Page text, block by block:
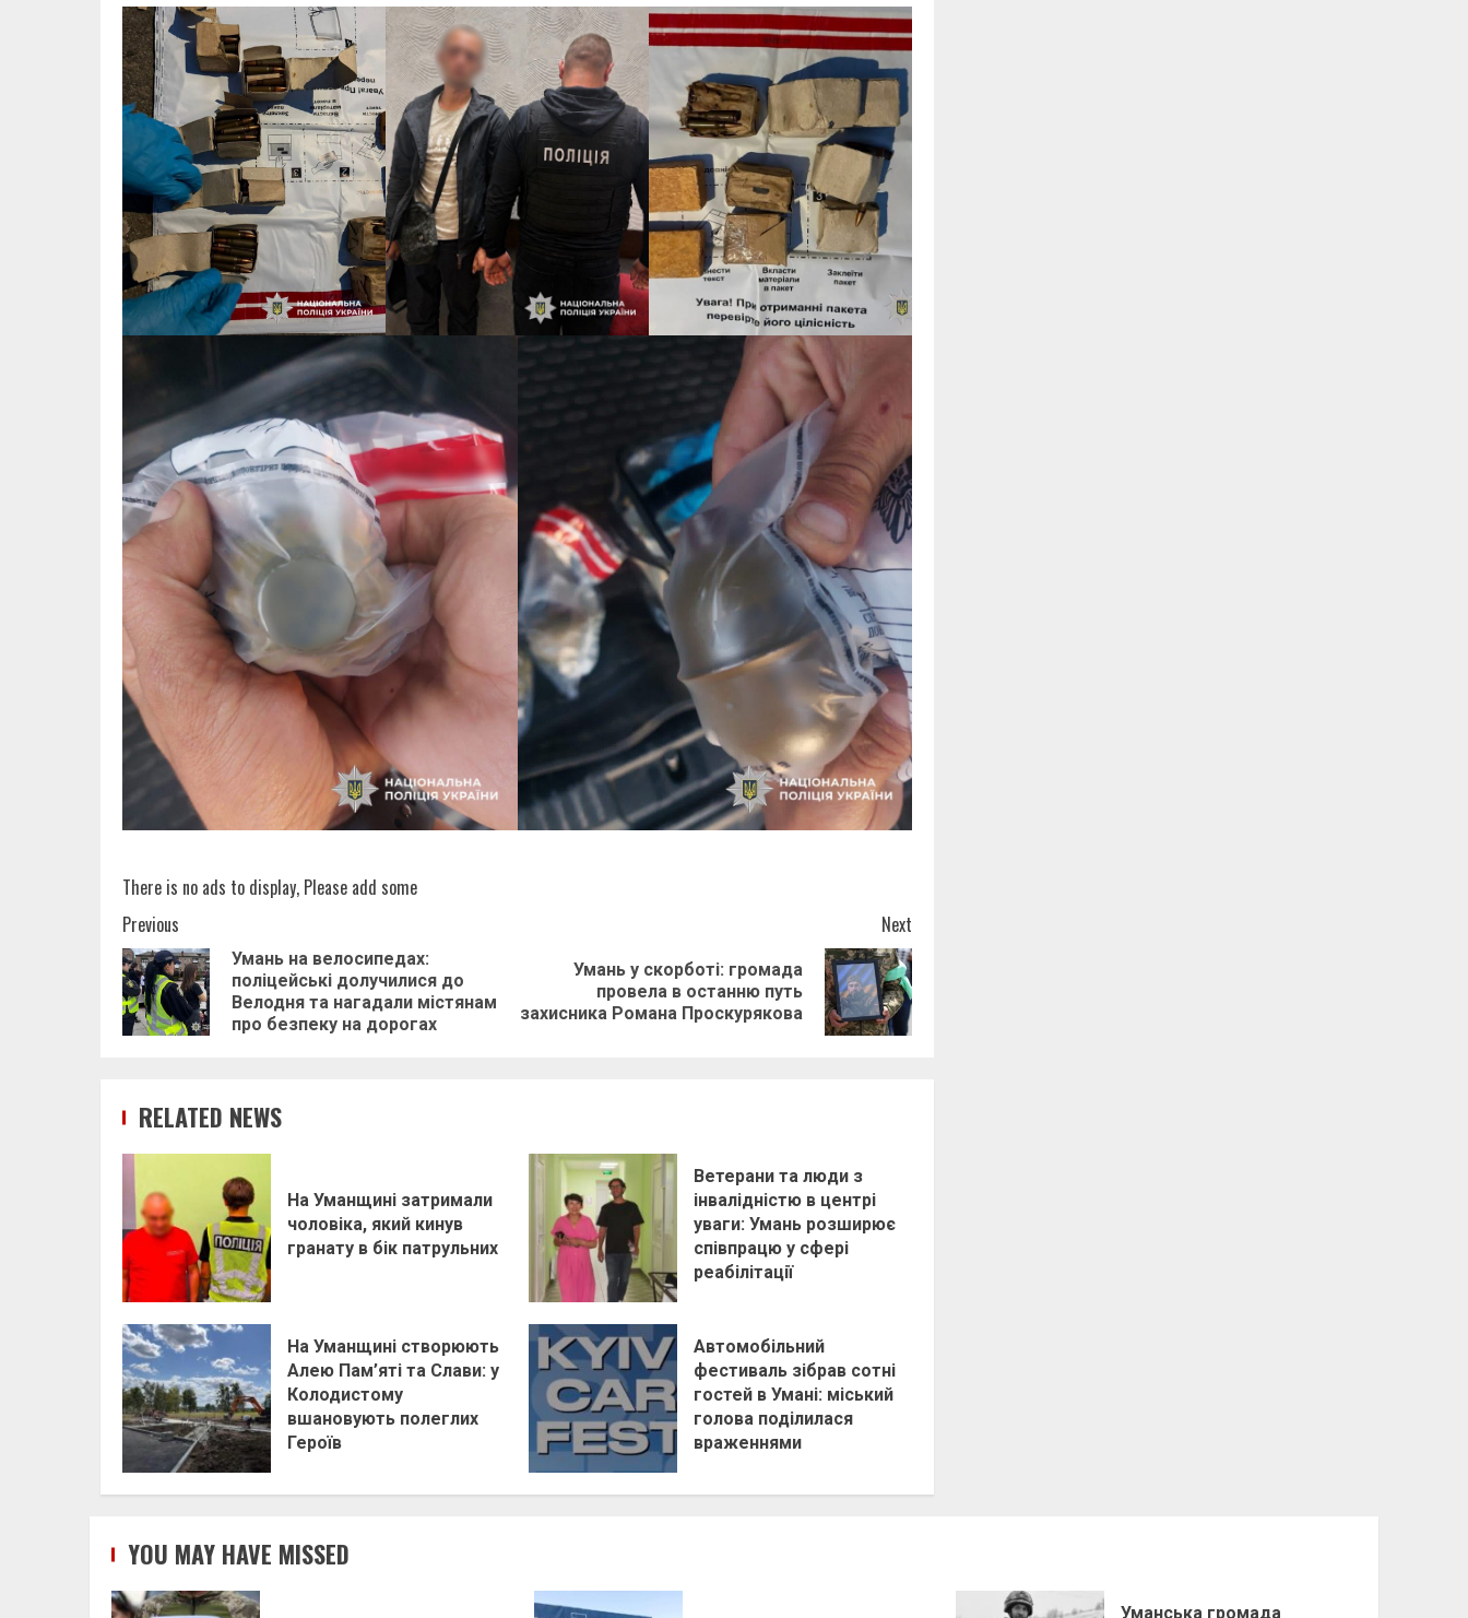
There is no ads to display, Please add some
Post
navigation
Previous
Previous
post:
Умань на велосипедах:
поліцейські долучилися до
Велодня та нагадали містянам
про безпеку на дорогах
Next
post:
Умань у скорботі: громада
провела в останню путь
захисника Романа Проскурякова
RELATED NEWS
На Уманщині затримали
чоловіка, який кинув
гранату в бік патрульних
Ветерани та люди з
інвалідністю в центрі
уваги: Умань розширює
співпрацю у сфері
реабілітації
На Уманщині створюють
Алею Пам’яті та Слави: у
Колодистому
вшановують полеглих
Героїв
Автомобільний
фестиваль зібрав сотні
гостей в Умані: міський
голова поділилася
враженнями
YOU MAY HAVE MISSED
Уманська громада